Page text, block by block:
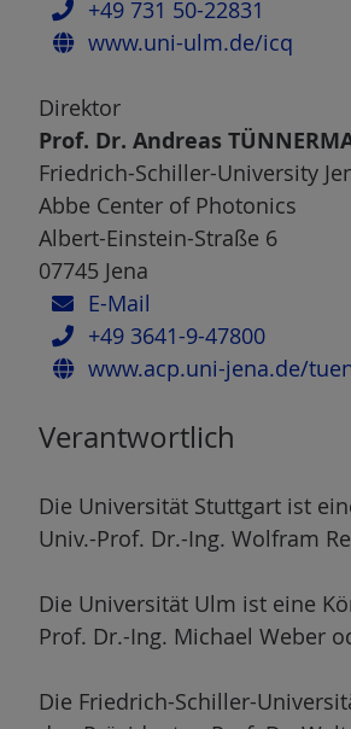
+49 731 50-22831
www.uni-ulm.de/icq
Direktor
Prof. Dr. Andreas
Friedrich-Schiller-University
Abbe Center of Photonics
Albert-Einstein-Straße 6
07745 Jena
E-Mail
+49 3641-9-47800
www.acp.uni-jena.de/
Verantwortlich
Die Universität Stuttgart ist
Univ.-Prof. Dr.-Ing. Wolfram
Die Universität Ulm ist eine
Prof. Dr.-Ing. Michael Weber
Die Friedrich-Schiller-